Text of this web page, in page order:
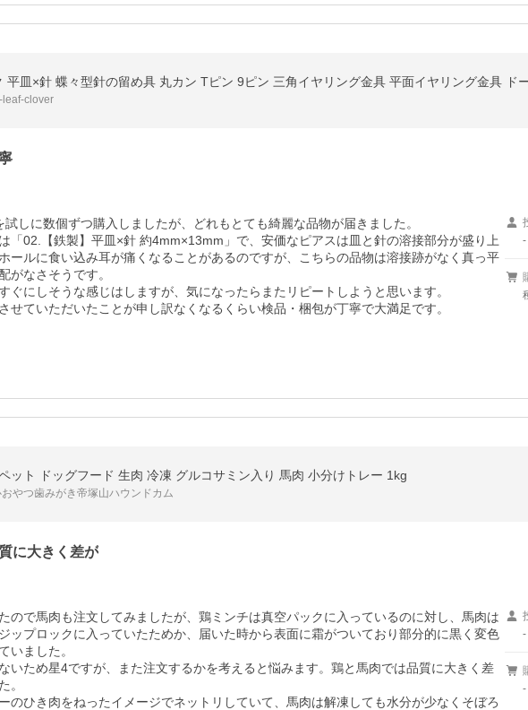
平皿×針 蝶々型針の留め具 丸カン Tピン 9ピン 三角イヤリング金具 平面イヤリング金具 ド
leaf-clover
しに数個ずつ購入しましたが、どれもとても綺麗な品物が届きました。
「02.【鉄製】平皿×針 約4mm×13mm」で、安価なピアスは皿と針の溶接部分が盛り上
ールに食い込み耳が痛くなることがあるのですが、こちらの品物は溶接跡がなく真っ平
がなさそうです。
ぐにしそうな感じはしますが、気になったらまたリピートしようと思います。
せていただいたことが申し訳なくなるくらい検品・梱包が丁寧で大満足です。
-
ット ドッグフード 生肉 冷凍 グルコサミン入り 馬肉 小分けトレー 1kg
やつ歯みがき帝塚山ハウンドカム
に大きく差が
ので馬肉も注文してみましたが、鶏ミンチは真空パックに入っているのに対し、馬肉は
ップロックに入っていたためか、届いた時から表面に霜がついており部分的に黒く変色
いました。
いため星4ですが、また注文するかを考えると悩みます。鶏と馬肉では品質に大きく差
。
のひき肉をねったイメージでネットリしていて、馬肉は解凍しても水分が少なくそぼろ
-
-